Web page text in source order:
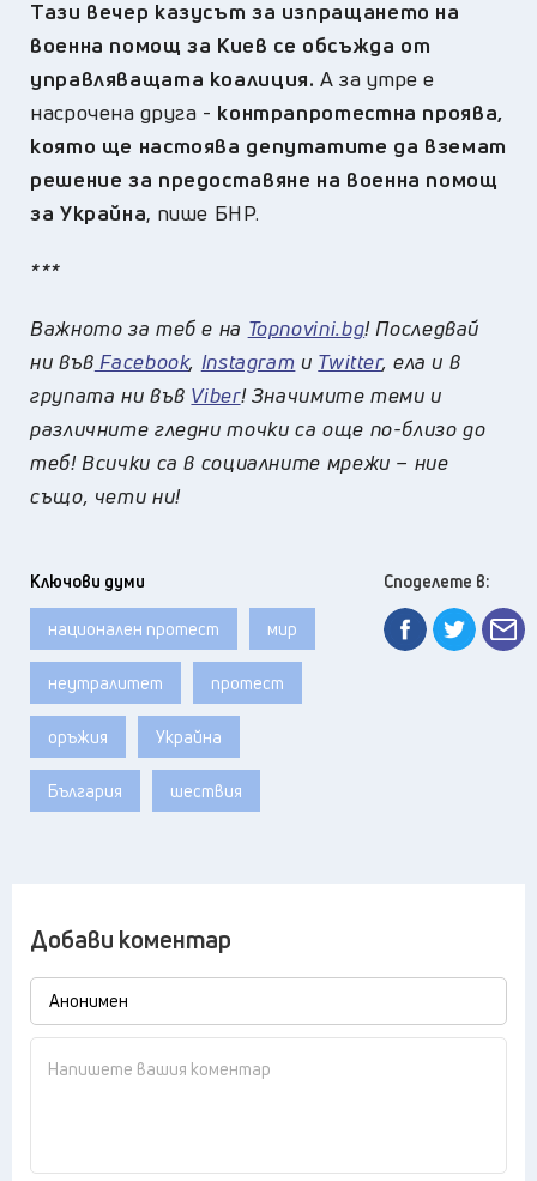
Тази вечер казусът за изпращането на
военна помощ за Киев се обсъжда от
управляващата коалиция.А за утре е
насрочена друга - контрапротестна проява,
която ще настоява депутатите да вземат
решение за предоставяне на военна помощ
за Украйна, пише БНР.
***
Важното за теб е на Topnovini.bg! Последвай
ни във Facebook, Instagram и Twitter, ела и в
групата ни във Viber! Значимите теми и
различните гледни точки са още по-близо до
теб! Всички са в социалните мрежи – ние
също, чети ни!
Ключови думи
национален протест мир
неутралитет протест
оръжия Украйна
България шествия
Споделете в:
Добави коментар